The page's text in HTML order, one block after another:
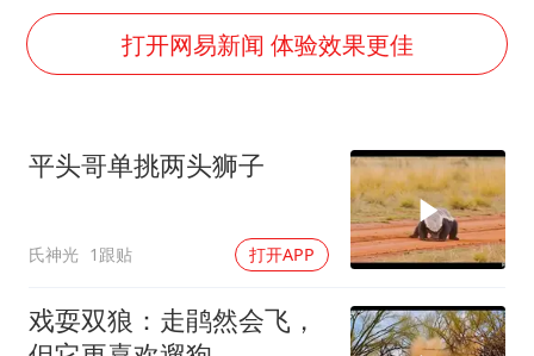
人贩子“梅姨”真名谢家梅
被妻子举报丈夫与情人一审获刑1年
多专业取消艺考 文化工作者要有文化
22岁女生南太行山失联已超十天
总书记关心百姓身边这些民生大事
打开网易新闻 体验效果更佳
平头哥单挑两头狮子
氏神光 1跟贴 打开APP
戏耍双狼：走鹃然会飞，